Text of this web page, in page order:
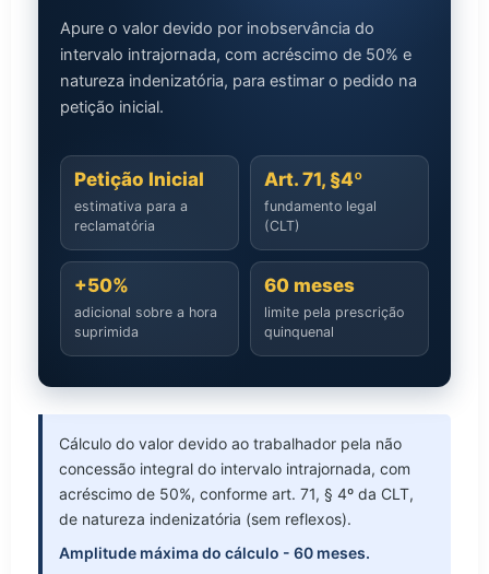
Apure o valor devido por inobservância do
intervalo intrajornada, com acréscimo de 50% e
natureza indenizatória, para estimar o pedido na
petição inicial.
Petição Inicial
estimativa para a
reclamatória
Art. 71, §4º
fundamento legal
(CLT)
+50%
adicional sobre a hora
suprimida
60 meses
limite pela prescrição
quinquenal
Cálculo do valor devido ao trabalhador pela não
concessão integral do intervalo intrajornada, com
acréscimo de 50%, conforme art. 71, § 4º da CLT,
de natureza indenizatória (sem reflexos).
Amplitude máxima do cálculo - 60 meses.